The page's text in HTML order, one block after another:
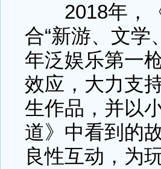
2018年，《
合“新游、文学
年泛娱乐第一
效应，大力支
生作品，并以
道》中看到的
良性互动，为